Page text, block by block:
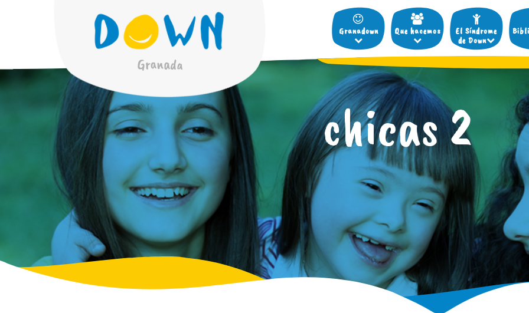
Granadown Que hacemos
El Síndrome
de Down
chicas 2